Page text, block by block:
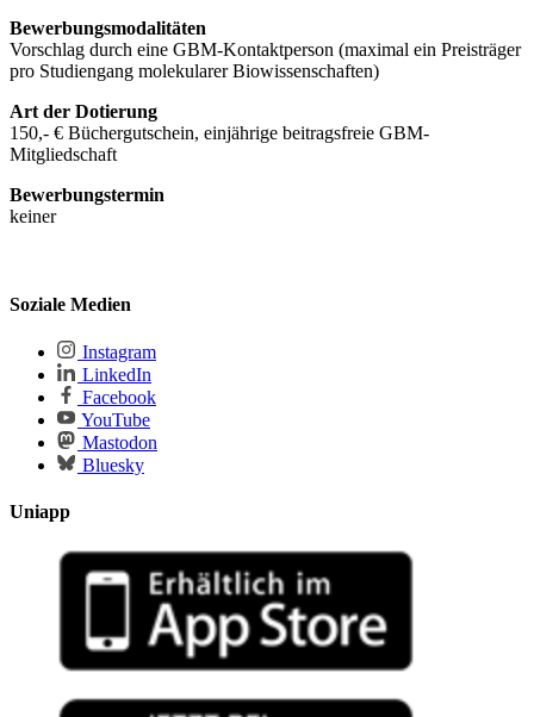
Bewerbungsmodalitäten
Vorschlag durch eine GBM-Kontaktperson (maximal ein Preisträger
pro Studiengang molekularer Biowissenschaften)
Art der Dotierung
150,- € Büchergutschein, einjährige beitragsfreie GBM-
Mitgliedschaft
Bewerbungstermin
keiner
Soziale Medien
Instagram
LinkedIn
Facebook
YouTube
Mastodon
Bluesky
Uniapp